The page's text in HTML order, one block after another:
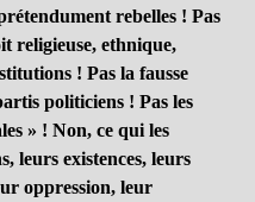
rebelles ! Pas
religieuse, ethnique,
! Pas la fausse
politiciens ! Pas les
» ! Non, ce qui les
leurs existences, leurs
oppression, leur